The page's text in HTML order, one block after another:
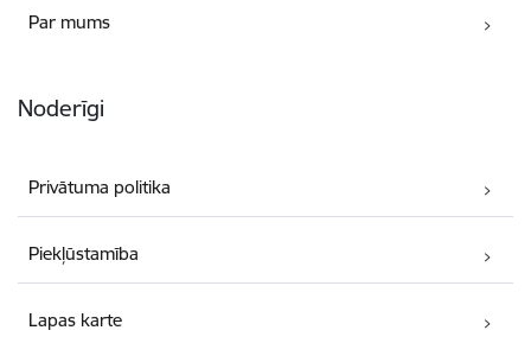
Par mums
Noderīgi
Privātuma politika
Piekļūstamība
Lapas karte